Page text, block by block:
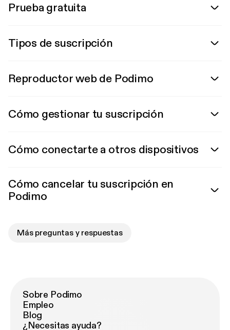
Prueba gratuita
Tipos de suscripción
Reproductor web de Podimo
Cómo gestionar tu suscripción
Cómo conectarte a otros dispositivos
Cómo cancelar tu suscripción en
Podimo
Más preguntas y respuestas
Sobre Podimo
Empleo
Blog
¿Necesitas ayuda?